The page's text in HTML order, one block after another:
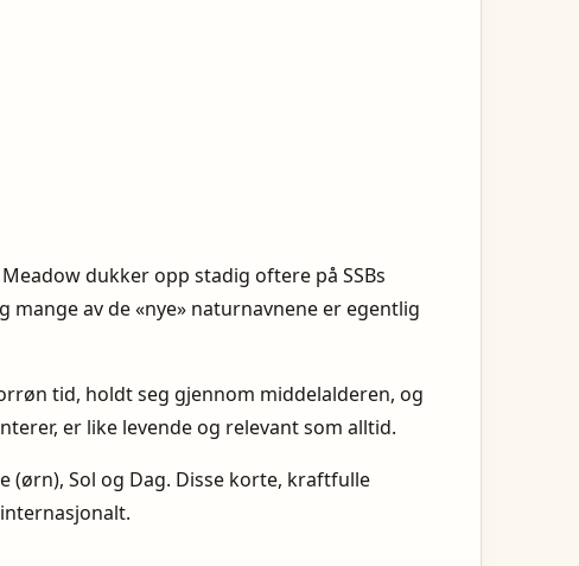
dukker opp stadig oftere på SSBs
av de «nye» naturnavnene er egentlig
tid, holdt seg gjennom middelalderen, og
er like levende og relevant som alltid.
(ørn), Sol og Dag. Disse korte, kraftfulle